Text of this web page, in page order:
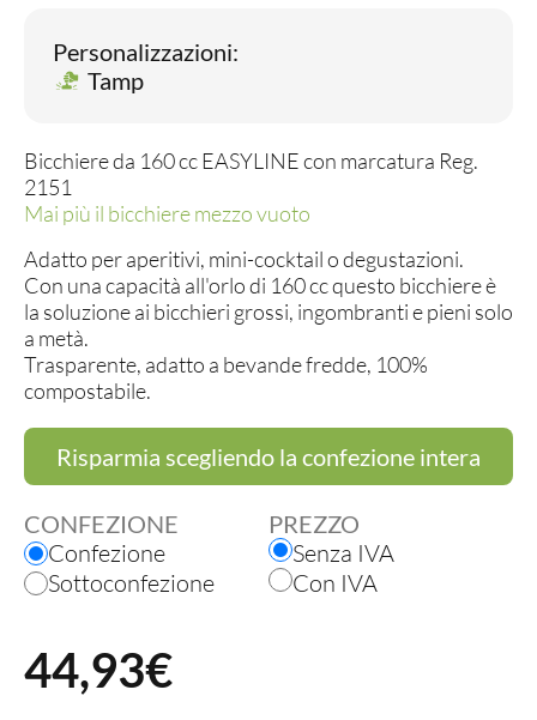
Personalizzazioni:
Tamp
Bicchiere da 160 cc EASYLINE con marcatura Reg.
2151
Mai più il bicchiere mezzo vuoto
Adatto per aperitivi, mini-cocktail o degustazioni.
Con una capacità all'orlo di 160 cc questo bicchiere è
la soluzione ai bicchieri grossi, ingombranti e pieni solo
a metà.
Trasparente, adatto a bevande fredde, 100%
compostabile.
Risparmia scegliendo la confezione intera
CONFEZIONE PREZZO
Confezione
Sottoconfezione
Senza IVA
Con IVA
44,93€